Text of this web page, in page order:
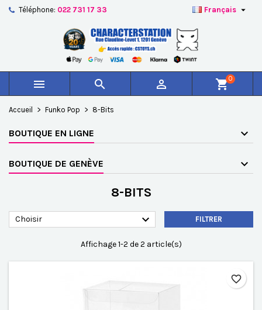
Téléphone: 022 731 17 33 Français 
   shopping_cart0
Accueil Funko Pop 8-Bits
BOUTIQUE EN LIGNE
BOUTIQUE DE GENÈVE
8-BITS
Choisir  FILTRER
Affichage 1-2 de 2 article(s)
favorite_border
Créer une nouvelle liste
((confirmMessage))
((cancelText)) ((modalDeleteText))
Nom de la liste d'envies
Annuler
Vous devez être connecté pour ajouter des produits à
votre liste d'envies.